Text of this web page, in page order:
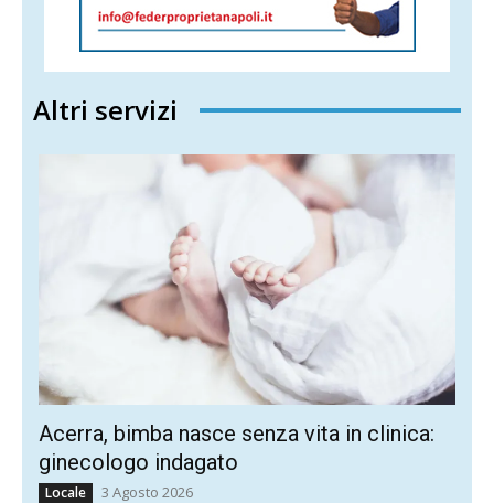
Altri servizi
Acerra, bimba nasce senza vita in clinica:
ginecologo indagato
Locale 3 Agosto 2026